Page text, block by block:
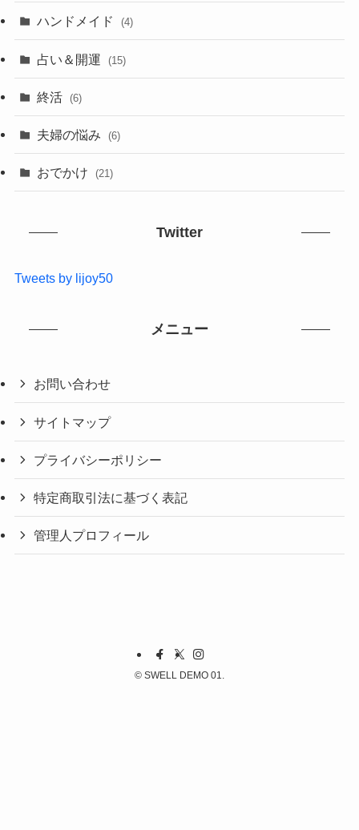
ハンドメイド (4)
占い＆開運 (15)
終活 (6)
夫婦の悩み (6)
おでかけ (21)
Twitter
Tweets by lijoy50
メニュー
お問い合わせ
サイトマップ
プライバシーポリシー
特定商取引法に基づく表記
管理人プロフィール
© SWELL DEMO 01.